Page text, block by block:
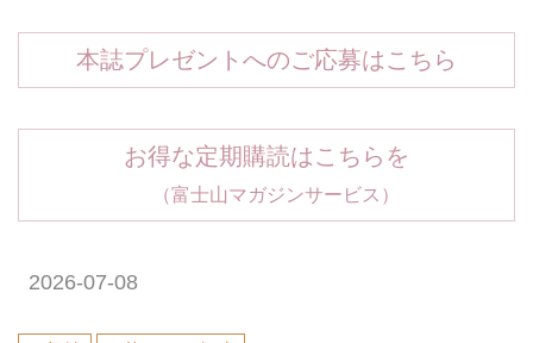
本誌プレゼントへのご応募はこちら
お得な定期購読はこちらを
（富士山マガジンサービス）
2026-07-08